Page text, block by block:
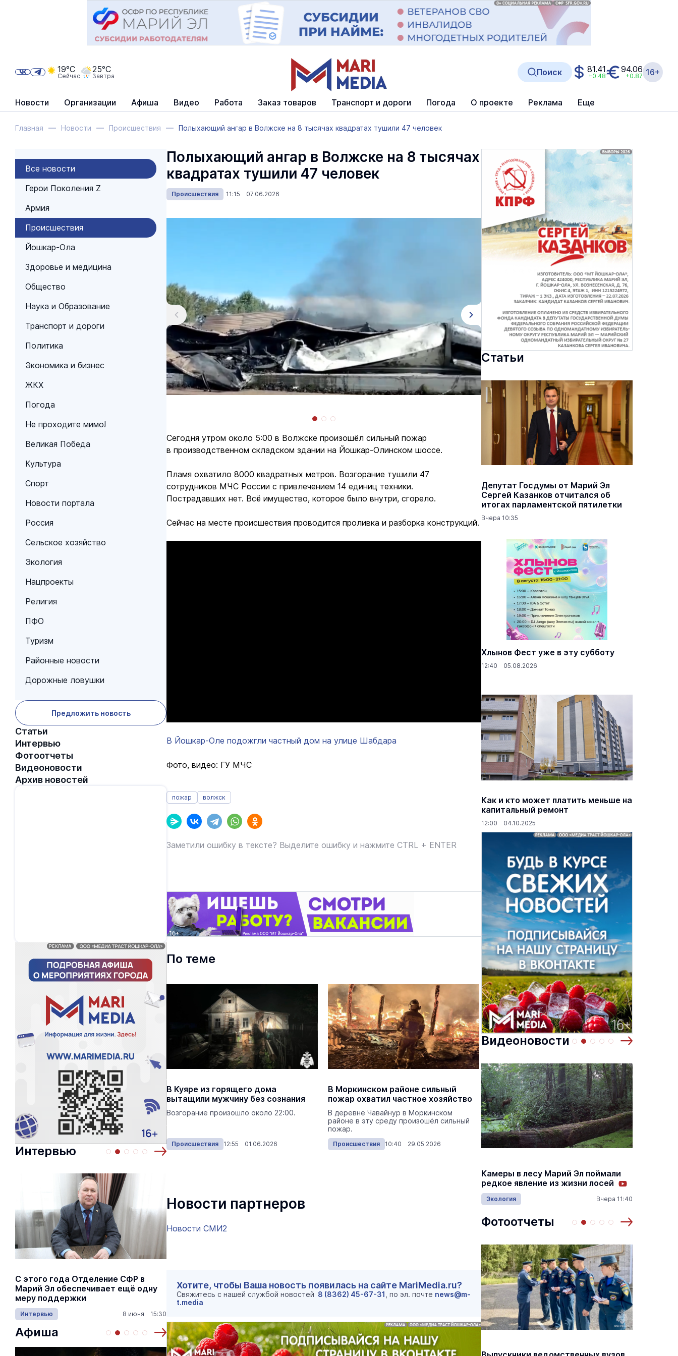
Новости Организации Афиша Видео Работа Заказ товаров Транспорт и дороги Погода О проекте Реклама Еще
19°C
Сейчас
25°C
Завтра Поиск 81.41
+0.48
94.06
+0.87 16+
Главная Новости Происшествия Полыхающий ангар в Волжске на 8 тысячах квадратах тушили 47 человек
Все новости
Герои Поколения Z
Армия
Происшествия
Йошкар-Ола
Здоровье и медицина
Общество
Наука и Образование
Транспорт и дороги
Политика
Экономика и бизнес
ЖКХ
Погода
Не проходите мимо!
Великая Победа
Культура
Спорт
Новости портала
Россия
Сельское хозяйство
Экология
Нацпроекты
Религия
ПФО
Туризм
Районные новости
Дорожные ловушки
Предложить новость
Статьи
Интервью
Фотоотчеты
Видеоновости
Архив новостей
Интервью
С этого года Отделение СФР в
Марий Эл обеспечивает ещё одну
меру поддержки
Интервью 8 июня 15:30
Шкетана: «Для меня не бывает
лёгких спектаклей»
Как узнать на законных основаниях,
кто собственник недвижимости
16 марта 17:00
Василий Дубровин: как продлить
мужское долголетие
Здоровье и медицина 19 февраля 15:55
Афиша
Полыхающий ангар в Волжске на 8 тысячах
квадратах тушили 47 человек
Происшествия 11:15 07.06.2026
Сегодня утром около 5:00 в Волжске произошёл сильный пожар
в производственном складском здании на Йошкар-Олинском шоссе.
Пламя охватило 8000 квадратных метров. Возгорание тушили 47
сотрудников МЧС России с привлечением 14 единиц техники.
Пострадавших нет. Всё имущество, которое было внутри, сгорело.
Сейчас на месте происшествия проводится проливка и разборка конструкций.
В Йошкар-Оле подожгли частный дом на улице Шабдара
Фото, видео: ГУ МЧС
пожар волжск
Заметили ошибку в тексте? Выделите ошибку и нажмите CTRL + ENTER
По теме
В Куяре из горящего дома
вытащили мужчину без сознания
Возгорание произошло около 22:00.
Происшествия 12:55 01.06.2026
В Моркинском районе сильный
пожар охватил частное хозяйство
В деревне Чавайнур в Моркинском
районе в эту среду произошёл сильный
пожар.
Происшествия 10:40 29.05.2026
Новости партнеров
Новости СМИ2
Хотите, чтобы Ваша новость появилась на сайте MariMedia.ru?
Свяжитесь с нашей службой новостей 8 (8362) 45-67-31 , по эл. почте news@m-
t.media
Статьи
Депутат Госдумы от Марий Эл
Сергей Казанков отчитался об
итогах парламентской пятилетки
Вчера 10:35
Хлынов Фест уже в эту субботу
12:40 05.08.2026
Как и кто может платить меньше на
капитальный ремонт
12:00 04.10.2025
Видеоновости
Камеры в лесу Марий Эл поймали
редкое явление из жизни лосей
Экология Вчера 11:40
Фотоотчеты